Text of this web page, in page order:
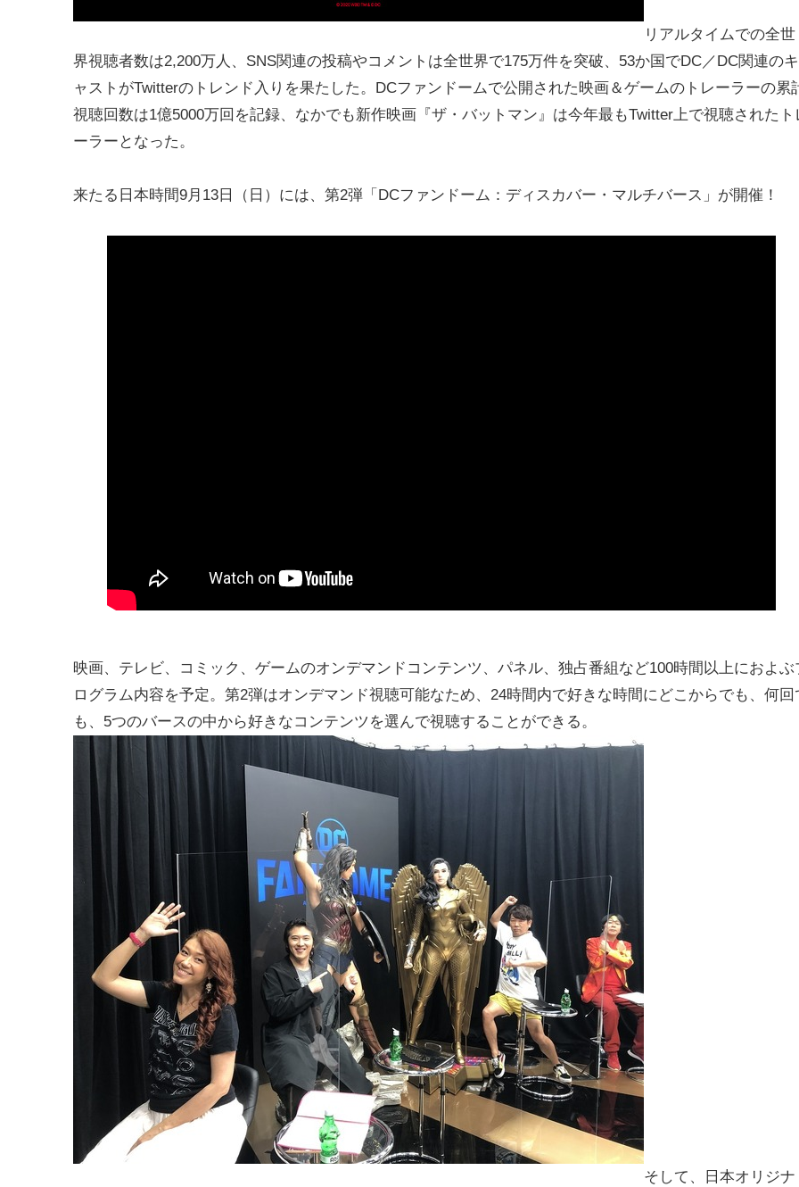
リアルタイムでの全世
界視聴者数は2,200万人、SNS関連の投稿やコメントは全世界で175万件を突破、53か国でDC／DC関連のキ
ャストがTwitterのトレンド入りを果たした。DCファンドームで公開された映画＆ゲームのトレーラーの累
視聴回数は1億5000万回を記録、なかでも新作映画『ザ・バットマン』は今年最もTwitter上で視聴されたト
ーラーとなった。
来たる日本時間9月13日（日）には、第2弾「DCファンドーム：ディスカバー・マルチバース」が開催！
映画、テレビ、コミック、ゲームのオンデマンドコンテンツ、パネル、独占番組など100時間以上におよぶ
ログラム内容を予定。第2弾はオンデマンド視聴可能なため、24時間内で好きな時間にどこからでも、何回
も、5つのバースの中から好きなコンテンツを選んで視聴することができる。
そして、日本オリジナ